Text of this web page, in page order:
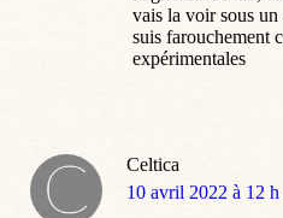
vais la voir sous un
suis farouchement
expérimentales
Celtica
dit
10 avril 2022 à 12